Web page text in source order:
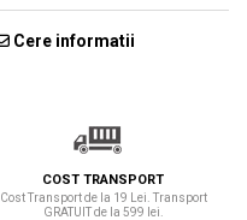
Cere informatii
COST TRANSPORT
Cost Transport de la 19 Lei. Transport
GRATUIT de la 599 lei.